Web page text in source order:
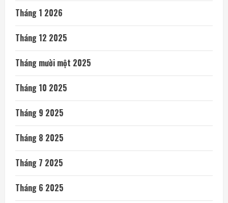
Tháng 1 2026
Tháng 12 2025
Tháng mười một 2025
Tháng 10 2025
Tháng 9 2025
Tháng 8 2025
Tháng 7 2025
Tháng 6 2025